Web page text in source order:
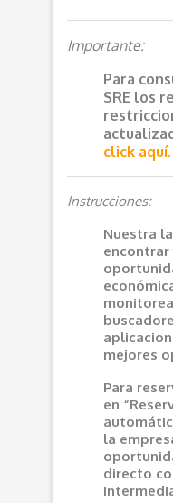
Importante:
Para
SRE los
click aquí.
Instrucciones:
Nuestra
encontrar
mejores
Para
en
la
directo